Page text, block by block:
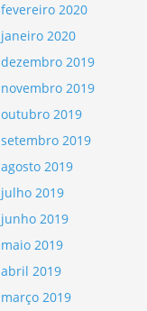
fevereiro 2020
janeiro 2020
dezembro 2019
novembro 2019
outubro 2019
setembro 2019
agosto 2019
julho 2019
junho 2019
maio 2019
abril 2019
março 2019